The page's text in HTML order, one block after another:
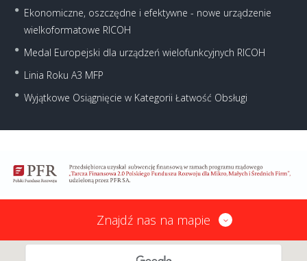
Ekonomiczne, oszczędne i efektywne - nowe urządzenie
wielkoformatowe RICOH
Medal Europejski dla urządzeń wielofunkcyjnych RICOH
Linia Roku A3 MFP
Wyjątkowe Osiągnięcie w Kategorii Łatwość Obsługi
Znajdź nas na mapie